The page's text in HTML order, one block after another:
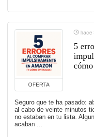
OFERTA
hace
5
Seguro que te ha pasado:
al cabo de veinte minutos
no estaban en tu lista.
acaban ...